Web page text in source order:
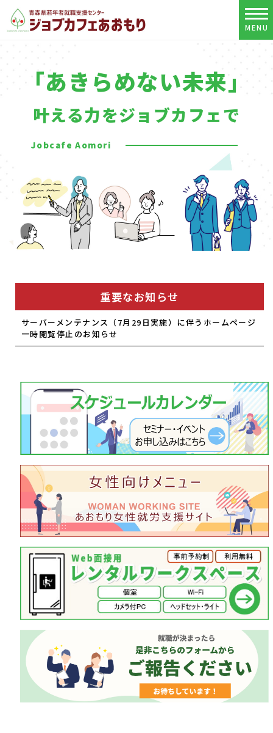
MENU
「あきらめない未来」
叶える力をジョブカフェで
Jobcafe Aomori
重要なお知らせ
サーバーメンテナンス（7月29日実施）に伴うホームページ
一時閲覧停止のお知らせ